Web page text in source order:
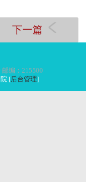
下一篇
编：215500
[后台管理]